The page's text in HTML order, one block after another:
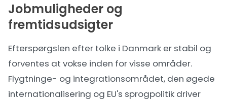
Jobmuligheder og
fremtidsudsigter
Efterspørgslen efter tolke i Danmark er stabil og
forventes at vokse inden for visse områder.
Flygtninge- og integrationsområdet, den øgede
internationalisering og EU's sprogpolitik driver